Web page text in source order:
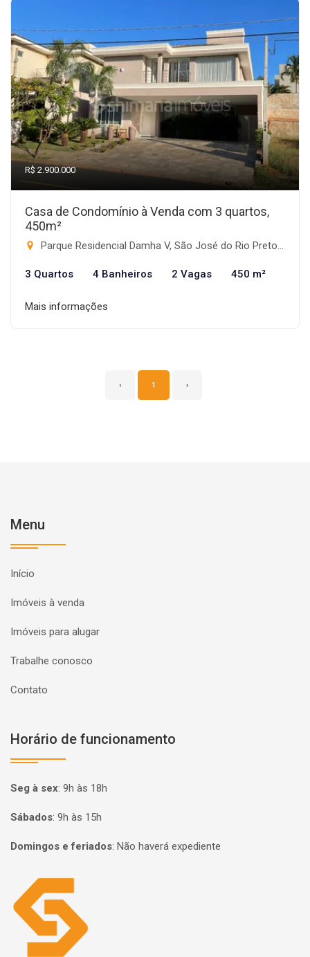
R$ 2.900.000
Casa de Condomínio à Venda com 3 quartos,
450m²
Parque Residencial Damha V, São José do Rio Preto-SP
3 Quartos 4 Banheiros 2 Vagas 450 m²
Mais informações
‹ 1 ›
Menu
Início
Imóveis à venda
Imóveis para alugar
Trabalhe conosco
Contato
Horário de funcionamento
Seg à sex: 9h às 18h
Sábados: 9h às 15h
Domingos e feriados: Não haverá expediente
Página inicial